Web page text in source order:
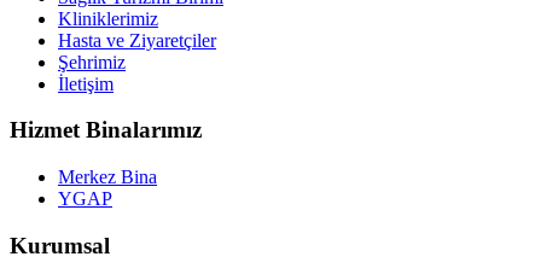
Kliniklerimiz
Hasta ve Ziyaretçiler
Şehrimiz
İletişim
Hizmet Binalarımız
Merkez Bina
YGAP
Kurumsal